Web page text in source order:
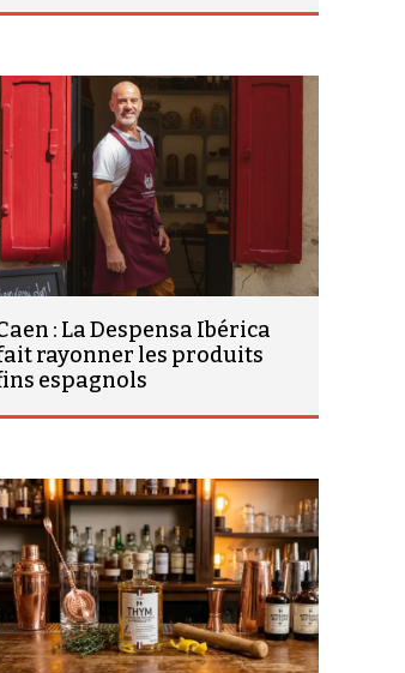
: La Despensa Ibérica
rayonner les produits
espagnols